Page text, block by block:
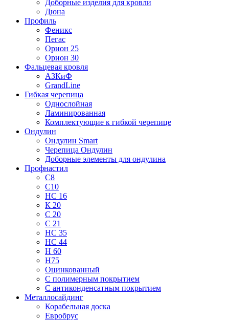
Доборные изделия для кровли
Дюна
Профиль
Феникс
Пегас
Орион 25
Орион 30
Фальцевая кровля
АЗКиФ
GrandLine
Гибкая черепица
Однослойная
Ламинированная
Комплектующие к гибкой черепице
Ондулин
Ондулин Smart
Черепица Ондулин
Доборные элементы для ондулина
Профнастил
С8
С10
НС 16
К 20
С 20
С 21
НС 35
НС 44
Н 60
Н75
Оцинкованный
С полимерным покрытием
С антиконденсатным покрытием
Металлосайдинг
Корабельная доска
Евробрус